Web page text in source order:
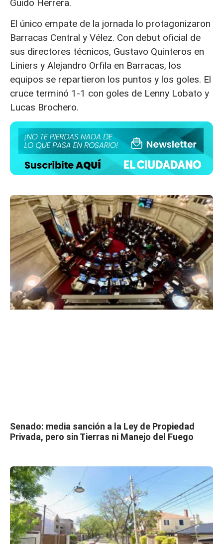
Guido Herrera.
El único empate de la jornada lo protagonizaron
Barracas Central y Vélez. Con debut oficial de
sus directores técnicos, Gustavo Quinteros en
Liniers y Alejandro Orfila en Barracas, los
equipos se repartieron los puntos y los goles. El
cruce terminó 1-1 con goles de Lenny Lobato y
Lucas Brochero.
Senado: media sanción a la Ley de Propiedad
Privada, pero sin Tierras ni Manejo del Fuego